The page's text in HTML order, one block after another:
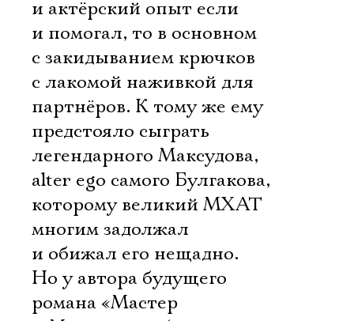
и актёрский опыт если
и помогал, то в основном
с закидыванием крючков
с лакомой наживкой для
партнёров. К тому же ему
предстояло сыграть
легендарного Максудова,
alter ego самого Булгакова,
которому великий МХАТ
многим задолжал
и обижал его нещадно.
Но у автора будущего
романа «Мастер